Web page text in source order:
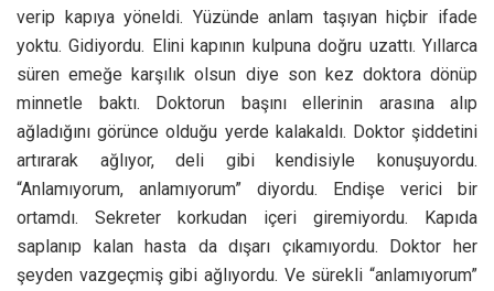
verip kapıya yöneldi. Yüzünde anlam taşıyan hiçbir ifade
yoktu. Gidiyordu. Elini kapının kulpuna doğru uzattı. Yıllarca
süren emeğe karşılık olsun diye son kez doktora dönüp
minnetle baktı. Doktorun başını ellerinin arasına alıp
ağladığını görünce olduğu yerde kalakaldı. Doktor şiddetini
artırarak ağlıyor, deli gibi kendisiyle konuşuyordu.
“Anlamıyorum, anlamıyorum” diyordu. Endişe verici bir
ortamdı. Sekreter korkudan içeri giremiyordu. Kapıda
saplanıp kalan hasta da dışarı çıkamıyordu. Doktor her
şeyden vazgeçmiş gibi ağlıyordu. Ve sürekli “anlamıyorum”